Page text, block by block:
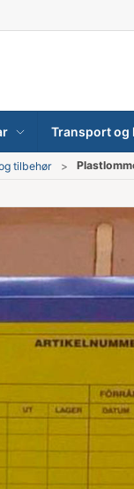
Transport og
tilbehør